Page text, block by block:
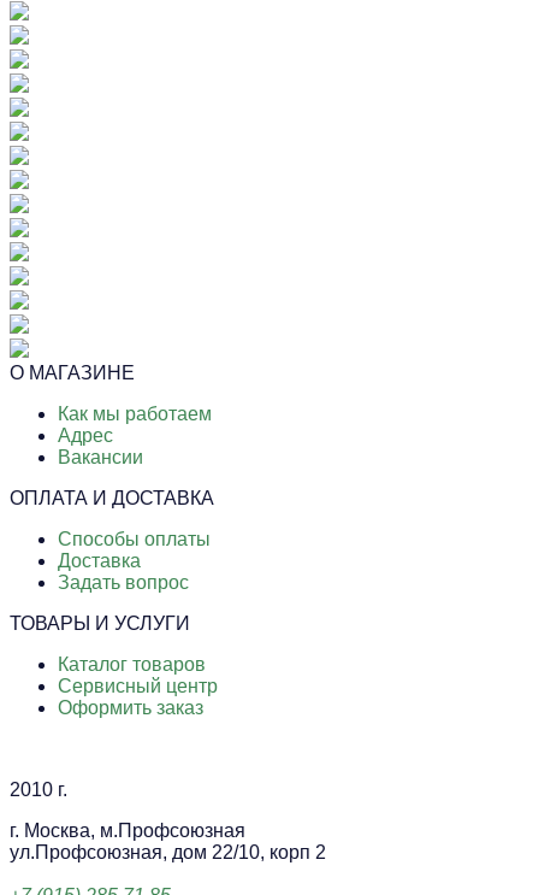
О МАГАЗИНЕ
Как мы работаем
Адрес
Вакансии
ОПЛАТА И ДОСТАВКА
Способы оплаты
Доставка
Задать вопрос
ТОВАРЫ И УСЛУГИ
Каталог товаров
Сервисный центр
Оформить заказ
2010 г.
г. Москва, м.Профсоюзная
ул.Профсоюзная, дом 22/10, корп 2